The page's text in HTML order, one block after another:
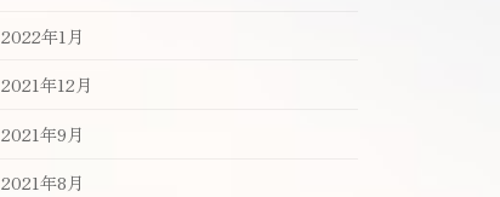
2022年1月
2021年12月
2021年9月
2021年8月